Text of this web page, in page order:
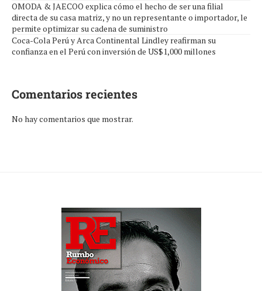
OMODA & JAECOO explica cómo el hecho de ser una filial
directa de su casa matriz, y no un representante o importador, le
permite optimizar su cadena de suministro
Coca-Cola Perú y Arca Continental Lindley reafirman su
confianza en el Perú con inversión de US$1,000 millones
Comentarios recientes
No hay comentarios que mostrar.